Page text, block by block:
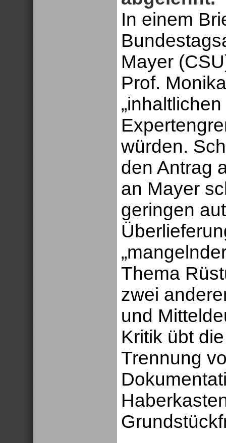
In einem
Mayer
Prof.
würden.
den Antrag
an Mayer
geringen
Thema
zwei
und
Kritik übt
Trennung